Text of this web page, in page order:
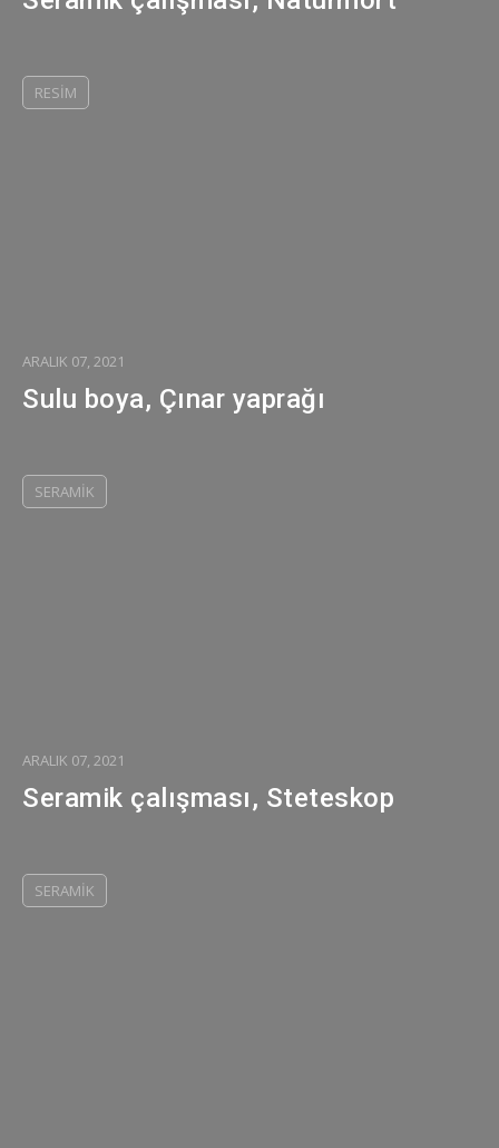
RESIM
ARALIK 07, 2021
Sulu boya, Çınar yaprağı
SERAMIK
ARALIK 07, 2021
Seramik çalışması, Steteskop
SERAMIK